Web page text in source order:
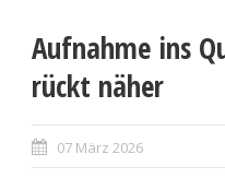
Aufnahme ins
rückt näher
07 März 2026